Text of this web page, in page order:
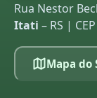
Rua Nestor
Itati – RS |
Mapa do